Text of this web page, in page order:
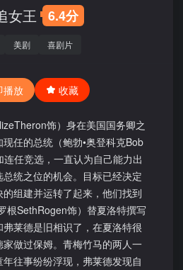
女王 6.4分
美剧 喜剧片
播放 收藏
饰）身在美国国务卿之
任的总统（鲍勃•奥登科克Bob
任竞选，一直认为自己能力出
统之位的机会。目标已经决定
组建并运转了起来，他们找到
根SethRogen饰）替夏洛特撰写
莱德是旧相识了，在夏洛特很
做过保姆。青梅竹马的两人一
往事纷纷浮现，弗莱德发现自